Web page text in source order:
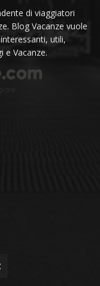
di viaggiatori
Blog Vacanze vuole
utili,
e Vacanze.